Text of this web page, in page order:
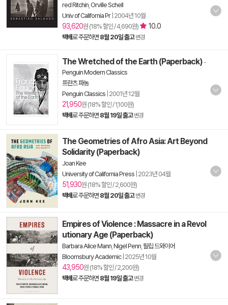
red Ritchin Orville Schell
Univ of California Pr| 2004년 10월
93,620원 (18% 할인 / 4,690원) 10.0
택배로 주문하면 8월 20일 출고 변경
The Wretched of the Earth (Paperback) -
Penguin Modern Classics
프란츠 파농
Penguin Classics 2001년 12월
21,950원 (18% 할인 / 1,100원)
택배로 주문하면 8월 19일 출고 변경
The Geometries of Afro Asia: Art Beyond
Solidarity (Paperback)
Joan Kee
University of California Press 2023년 04월
51,930원 (18% 할인 / 2,600원)
택배로 주문하면 8월 20일 출고 변경
Empires of Violence : Massacre in a Revol
utionary Age (Paperback)
Barbara Alice Mann Nigel Penn 필립 드와이어
Bloomsbury Academic| 2025년 10월
43,950원 (18% 할인 / 2,200원)
택배로 주문하면 8월 19일 출고 변경